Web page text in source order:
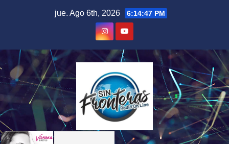
jue. Ago 6th, 2026 6:14:47 PM